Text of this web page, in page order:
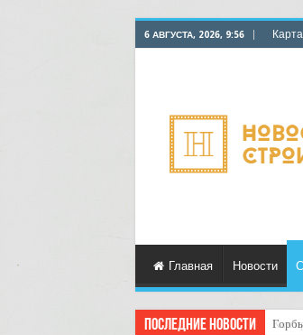
6 АВГУСТА, 2026, 9:56
Главная Новости
Последние новости